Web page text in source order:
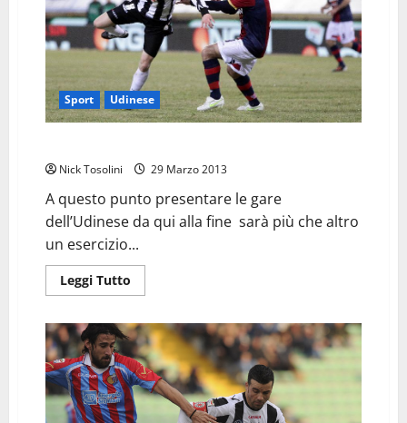
Sport Udinese
Nick Tosolini 29 Marzo 2013
A questo punto presentare le gare
dell’Udinese da qui alla fine sarà più che altro
un esercizio...
Leggi Tutto
di
Parlando
di
Udinese
Bologna…